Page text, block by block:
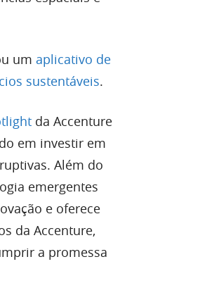
um aplicativo de
sustentáveis.
da Accenture
em investir em
Além do
emergentes
e oferece
da Accenture,
a promessa